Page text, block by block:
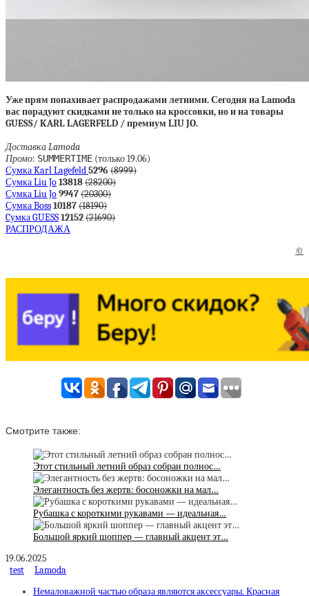
Уже прям попахивает распродажами летними. Сегодня на Lamoda
вас порадуют скидками не только на кроссовки, но и на товары
GUESS/ KARL LAGERFELD / премиум LIU JO.
Доставка Lamoda
Промо: SUMMERTIME (только 19.06)
Сумка Karl Lagefeld5296 (8999)
Сумка Liu Jo13818(28200)
Сумка Liu Jo9947(20300)
Сумка Boss10187(18190)
Cумка GUESS12152(21690)
РАСПРОДАЖА
©
Смотрите также:
Этот стильный летний образ собран полнос…
Элегантность без жертв: босоножки на мал…
Рубашка с короткими рукавами — идеальная…
Большой яркий шоппер — главный акцент эт…
19.06.2025
test
Lamoda
Немаловажной частью образа являются аксессуары. Красная